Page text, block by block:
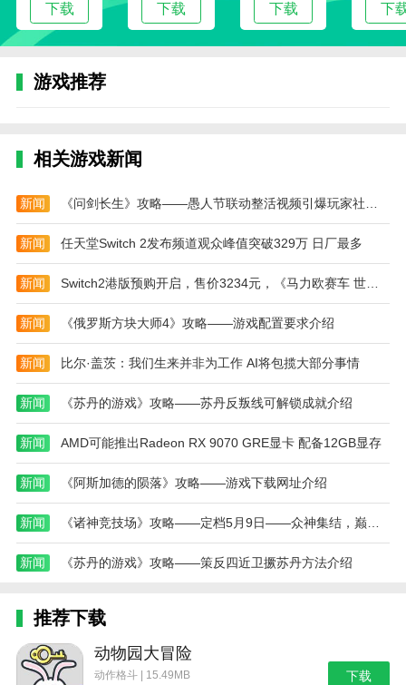
2.丰富的赛车文化：游戏融入了丰富的赛车文化元
素，让玩家在游戏中体验赛车文化的魅力。
玩家的游戏需求。
这款游戏可以让玩家自由选择合适的赛车参加比
赛，还提供了丰富的自定义选项，从车窗到不同的外
观，允许玩家根据自己的喜好进行匹配和选择，轻松为
玩家带来了更刺激的驾驶体验，自由获得各种赛车荣
誉。
本站为您提供GTR漂移模拟器 安卓版的 手机游戏
，欢迎大家记住本站网址，本站是您下载安卓手游app
最好的网站！
热门搜索: 世界末日生存游戏攻略破解版(世界末日生存破解版最新
版无限金币下载) 模拟冒险角色游戏攻略(冒险世界手游人物攻略)
野外生存的世界游戏攻略综合篇(模拟野外生存游戏大全)
下载 下载 下载 下
游戏推荐
相关游戏新闻
新闻 《问剑长生》攻略——愚人节联动整活视频引爆玩家社区，四月更新计划同步释出
新闻 任天堂Switch 2发布频道观众峰值突破329万 日厂最多
新闻 Switch2港版预购开启，售价3234元，《马力欧赛车 世界》攻略——定价468元
新闻 《俄罗斯方块大师4》攻略——游戏配置要求介绍
新闻 比尔·盖茨：我们生来并非为工作 AI将包揽大部分事情
新闻 《苏丹的游戏》攻略——苏丹反叛线可解锁成就介绍
新闻 AMD可能推出Radeon RX 9070 GRE显卡 配备12GB显存
新闻 《阿斯加德的陨落》攻略——游戏下载网址介绍
新闻 《诸神竞技场》攻略——定档5月9日——众神集结，巅峰对决即将开启！
新闻 《苏丹的游戏》攻略——策反四近卫撅苏丹方法介绍
推荐下载
动物园大冒险
动作格斗 | 15.49MB 下载